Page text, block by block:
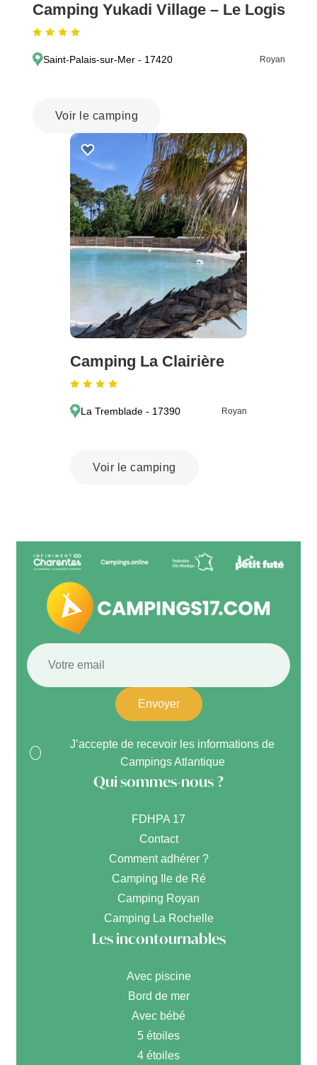
Camping Yukadi Village – Le Logis
Saint-Palais-sur-Mer - 17420 Royan
Voir le camping
Camping La Clairière
La Tremblade - 17390 Royan
Voir le camping
Envoyer
J’accepte de recevoir les informations de
Campings Atlantique
Qui sommes-nous ?
FDHPA 17
Contact
Comment adhérer ?
Camping Ile de Ré
Camping Royan
Camping La Rochelle
Les incontournables
Avec piscine
Bord de mer
Avec bébé
5 étoiles
4 étoiles